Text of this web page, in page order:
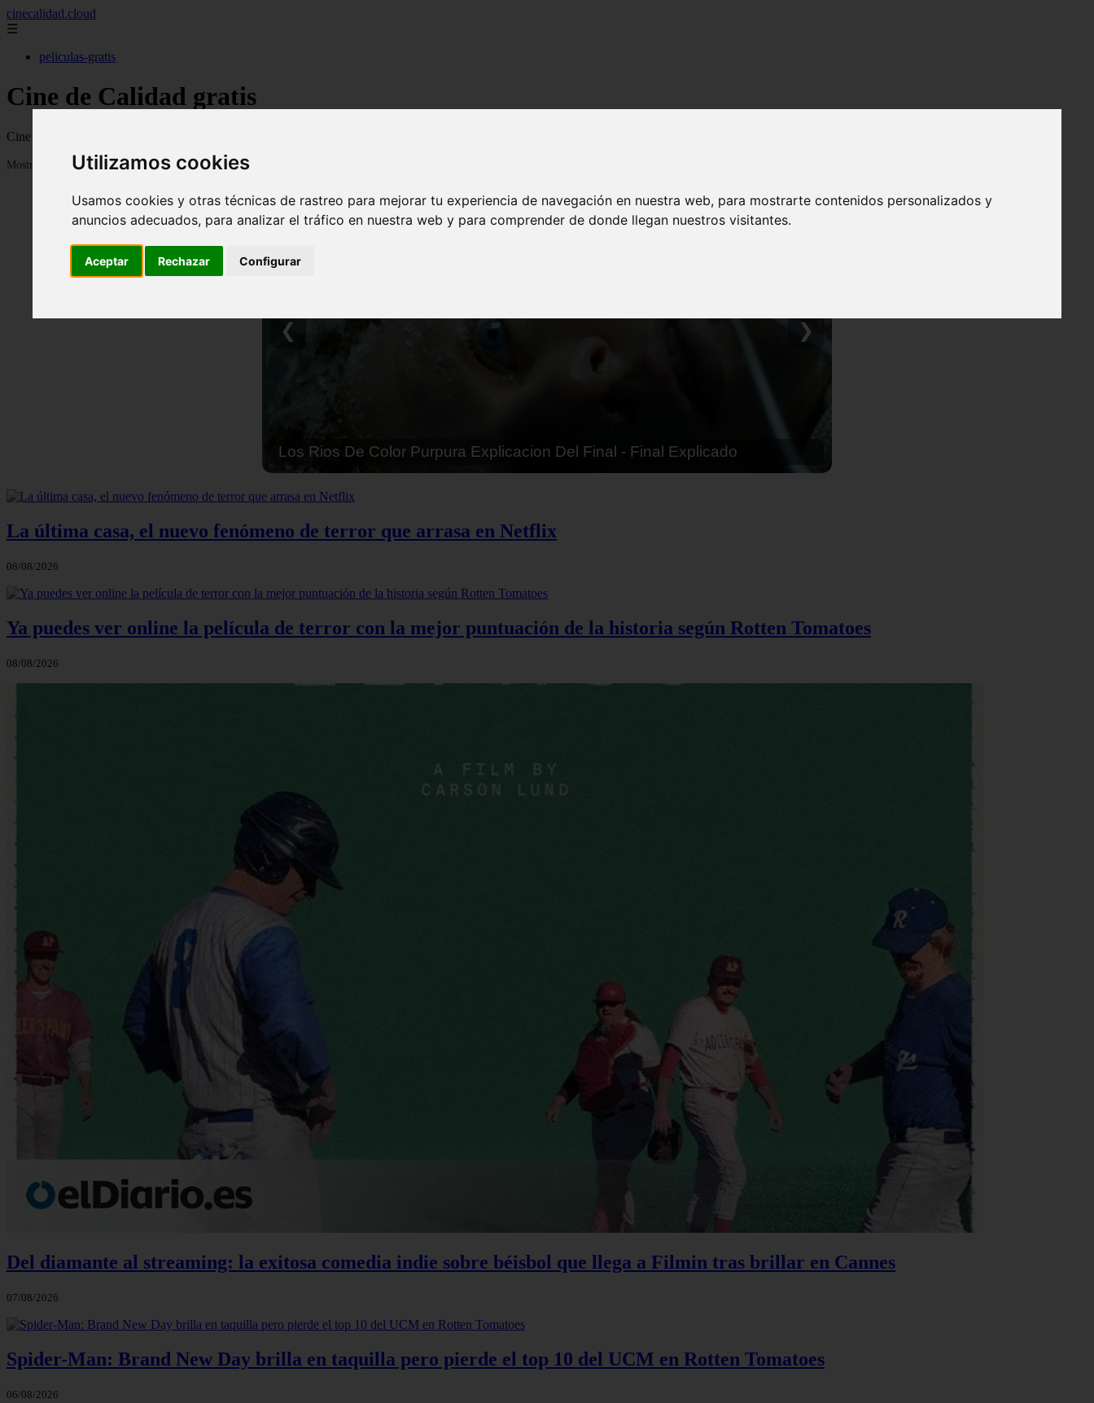
Utilizamos cookies
Usamos cookies y otras técnicas de rastreo para mejorar tu experiencia de navegación en nuestra web, para mostrarte contenidos personalizados y
anuncios adecuados, para analizar el tráfico en nuestra web y para comprender de donde llegan nuestros visitantes.
Aceptar Rechazar Configurar
cinecalidad.cloud
☰
peliculas-gratis
Cine de Calidad gratis
Cine de calidad con películas antiguas o clásicas de calidad para ver gratis y legalmente en Youtube o Archive
Mostrando 1 - 24 de 1847 artículos
Solo Las Bestias - Final Explicado
❮ ❯
La última casa, el nuevo fenómeno de terror que arrasa en Netflix
08/08/2026
Ya puedes ver online la película de terror con la mejor puntuación de la historia según Rotten Tomatoes
08/08/2026
Del diamante al streaming: la exitosa comedia indie sobre béisbol que llega a Filmin tras brillar en Cannes
07/08/2026
Spider-Man: Brand New Day brilla en taquilla pero pierde el top 10 del UCM en Rotten Tomatoes
06/08/2026